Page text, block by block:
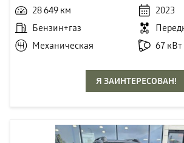
28 649 км
2023
Бензин+газ
Механическая
67 кВт
Я ЗАИНТЕРЕСОВАН!